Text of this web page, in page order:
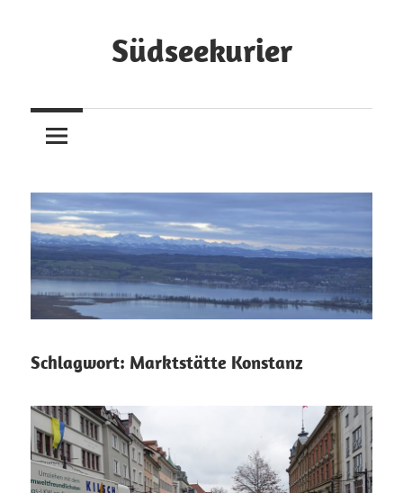
Südseekurier
Zeitung
und
Schlagwort: Marktstätte Konstanz